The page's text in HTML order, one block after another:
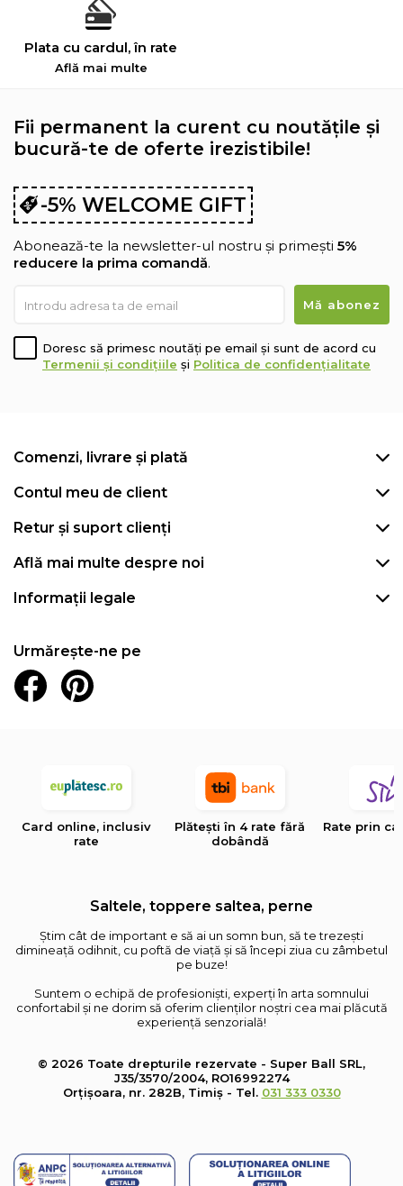
Plata cu cardul, în rate
Află mai multe
Fii permanent la curent cu noutățile și
bucură-te de oferte irezistibile!
-5% WELCOME GIFT
Abonează-te la newsletter-ul nostru și primești 5%
reducere la prima comandă.
Doresc să primesc noutăți pe email și sunt de acord cu
Termenii și condițiile și Politica de confidențialitate
Comenzi, livrare și plată
Contul meu de client
Retur și suport clienți
Află mai multe despre noi
Informații legale
Urmărește-ne pe
Card online, inclusiv
rate
Plătești în 4 rate fără
dobândă
Rate prin
Saltele, toppere saltea, perne
Știm cât de important e să ai un somn bun, să te trezești
dimineață odihnit, cu poftă de viață și să începi ziua cu zâmbetul
pe buze!
Suntem o echipă de profesioniști, experți în arta somnului
confortabil și ne dorim să oferim clienților noștri cea mai plăcută
experiență senzorială!
© 2026 Toate drepturile rezervate - Super Ball SRL,
J35/3570/2004, RO16992274
Orțișoara, nr. 282B, Timiș - Tel. 031 333 0330